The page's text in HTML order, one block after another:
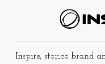
Inspire, storico brand